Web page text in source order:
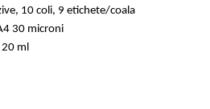
10 coli, 9 etichete/coala
30 microni
20 ml